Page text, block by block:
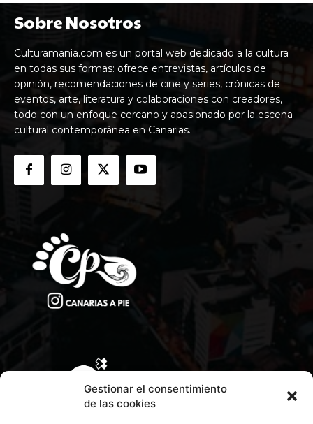
Gestionar el consentimiento
de las cookies
Sobre Nosotros
Culturamania.com es un portal web dedicado a la cultura
en todas sus formas: ofrece entrevistas, artículos de
opinión, recomendaciones de cine y series, crónicas de
eventos, arte, literatura y colaboraciones con creadores,
todo con un enfoque cercano y apasionado por la escena
cultural contemporánea en Canarias.